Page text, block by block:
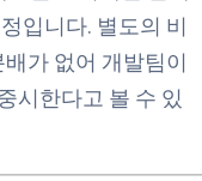
입니다. 별도의 비
가 없어 개발팀이
시한다고 볼 수 있